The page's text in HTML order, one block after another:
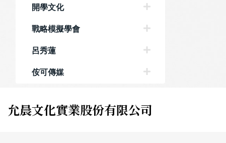
開學文化
戰略模擬學會
呂秀蓮
侒可傳媒
允晨文化實業股份有限公司